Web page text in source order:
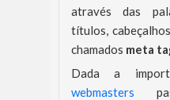
através das
títulos,
chamados meta
Dada a
webmasters